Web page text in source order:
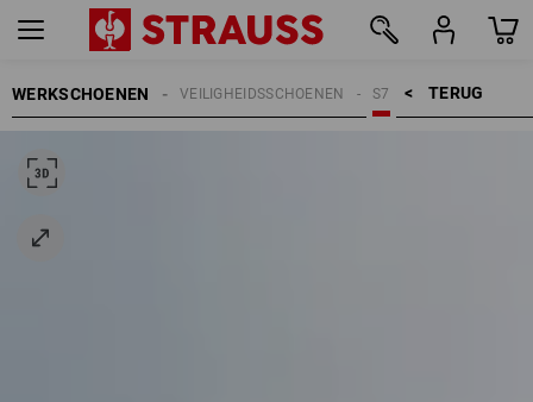
WERKSCHOENEN TERUG    >
S7
VEILIGHEIDSSCHOENEN